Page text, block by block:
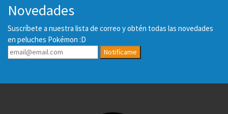
Novedades
Suscríbete a nuestra lista de correo y obtén todas las novedades
en peluches Pokémon :D
Notifícame